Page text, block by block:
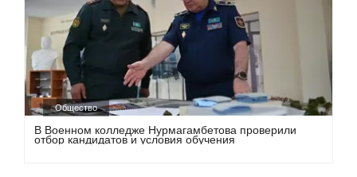
Общество
В Военном колледже Нурмагамбетова проверили
отбор кандидатов и условия обучения